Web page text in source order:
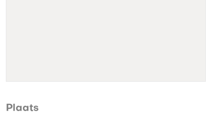
Plaats